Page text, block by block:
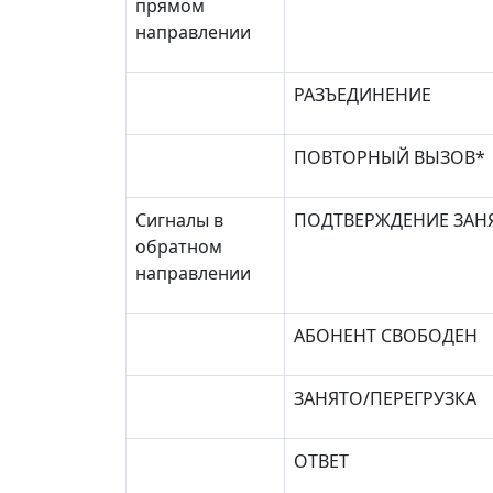
прямом
направлении
РАЗЪЕДИНЕНИЕ
ПОВТОРНЫЙ ВЫЗОВ*
Сигналы в
обратном
направлении
ПОДТВЕРЖДЕНИЕ
АБОНЕНТ СВОБОДЕН
ЗАНЯТО/ПЕРЕГРУЗКА
ОТВЕТ